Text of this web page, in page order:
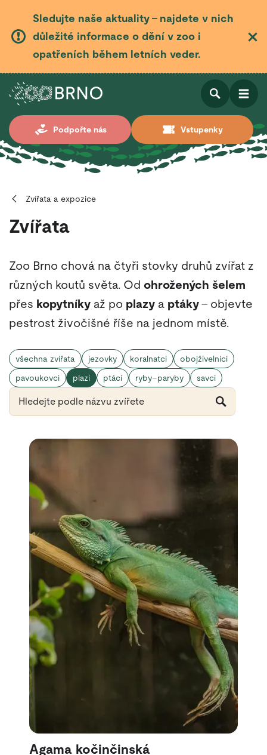
Sledujte naše aktuality – najdete v nich
důležité informace o dění v zoo i
opatřeních během letních veder.
Podpořte nás Vstupenky
Otevřít
Otevřít
Zvířata a expozice
Zvířata
Zoo Brno chová na čtyři stovky druhů zvířat z
různých koutů světa. Od ohrožených šelem
přes kopytníky až po plazy a ptáky– objevte
pestrost živočišné říše na jednom místě.
všechna zvířata jezovky koralnatci
obojživelníci
pavoukovci
plazi ptáci ryby–paryby savci
Agama kočinčinská